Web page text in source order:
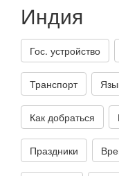
Индия
Гос. устройство
Транспорт
Как добраться
Праздники